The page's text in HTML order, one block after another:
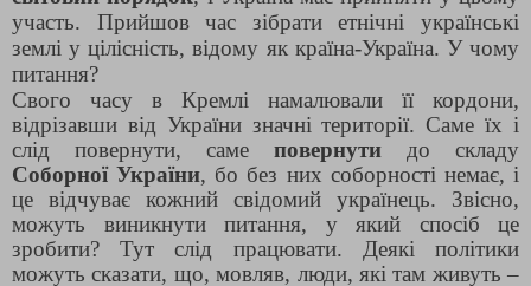
участь. Прийшов час зібрати етнічні українські
землі у цілісність, відому як країна-Україна. У чому
питання?
Свого часу в Кремлі намалювали її кордони,
відрізавши від України значні території. Саме їх і
слід повернути, саме повернути до складу
Соборної України, бо без них соборності немає, і
це відчуває кожний свідомий українець. Звісно,
можуть виникнути питання, у який спосіб це
зробити? Тут слід працювати. Деякі політики
можуть сказати, що, мовляв, люди, які там живуть –